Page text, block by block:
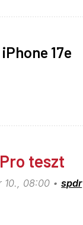
17e
teszt
10., 08:00 spdr